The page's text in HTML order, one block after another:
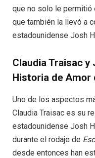
que no solo le permitió
que también la llevó a
estadounidense Josh
Claudia Traisac y
Historia de Amor
Uno de los aspectos
Claudia Traisac es su
estadounidense Josh
durante el rodaje de
desde entonces han